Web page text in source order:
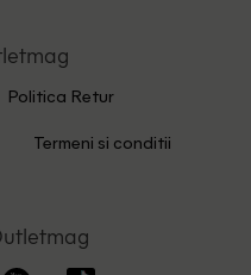
Politica Retur
Termeni si conditii